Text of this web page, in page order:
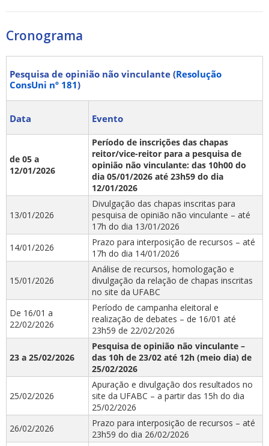
Cronograma
Pesquisa de opinião não vinculante (Resolução
ConsUni nº 181)
Data Evento
de 05 a
12/01/2026
Período de inscrições das chapas
reitor/vice-reitor para a pesquisa de
opinião não vinculante: das 10h00 do
dia 05/01/2026 até 23h59 do dia
12/01/2026
13/01/2026
Divulgação das chapas inscritas para
pesquisa de opinião não vinculante – até
17h do dia 13/01/2026
14/01/2026
Prazo para interposição de recursos – até
17h do dia 14/01/2026
15/01/2026
Análise de recursos, homologação e
divulgação da relação de chapas inscritas
no site da UFABC
De 16/01 a
22/02/2026
Período de campanha eleitoral e
realização de debates – de 16/01 até
23h59 de 22/02/2026
23 a 25/02/2026
Pesquisa de opinião não vinculante –
das 10h de 23/02 até 12h (meio dia) de
25/02/2026
25/02/2026
Apuração e divulgação dos resultados no
site da UFABC – a partir das 15h do dia
25/02/2026
26/02/2026
Prazo para interposição de recursos – até
23h59 do dia 26/02/2026